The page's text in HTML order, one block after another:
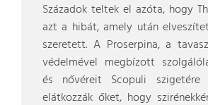
Századok teltek el azóta, hogy
azt a hibát, amely után
szeretett. A Proserpina, a
védelmével megbízott
és nővéreit Scopuli szigetére
elátkozzák őket, hogy